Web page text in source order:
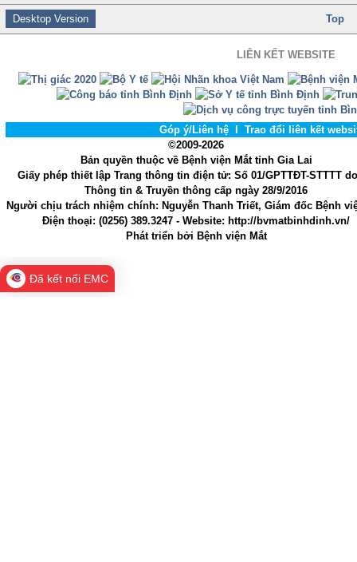
Desktop Version Top
LIÊN KẾT WEBSITE
Góp ý/Liên hệ
Trao đổi liên kết
©2009-2026
Bản quyền thuộc về Bệnh viện Mắt tỉnh Gia Lai
Giấy phép thiết lập Trang thông tin điện tử: Số 01/GPTTĐT-STTTT
Thông tin & Truyền thông cấp ngày 28/9/2016
Người chịu trách nhiệm chính: Nguyễn Thanh Triết, Giám đốc Bệnh
Điện thoại:(0256) 389.3247- Website: http://bvmatbinhdinh.vn/
Phát triển bởi Bệnh viện Mắt
Đã kết nối EMC